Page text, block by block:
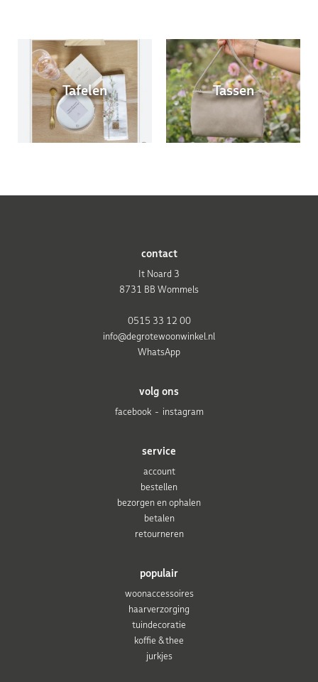
Tafelen Tassen
populair
woonaccessoires
haarverzorging
tuindecoratie
koffie & thee
jurkjes
service
account
bestellen
bezorgen en ophalen
betalen
retourneren
volg ons
facebook
instagram
contact
It Noard 3
8731 BB Wommels
0515 33 12 00
info@degrotewoonwinkel.nl
WhatsApp